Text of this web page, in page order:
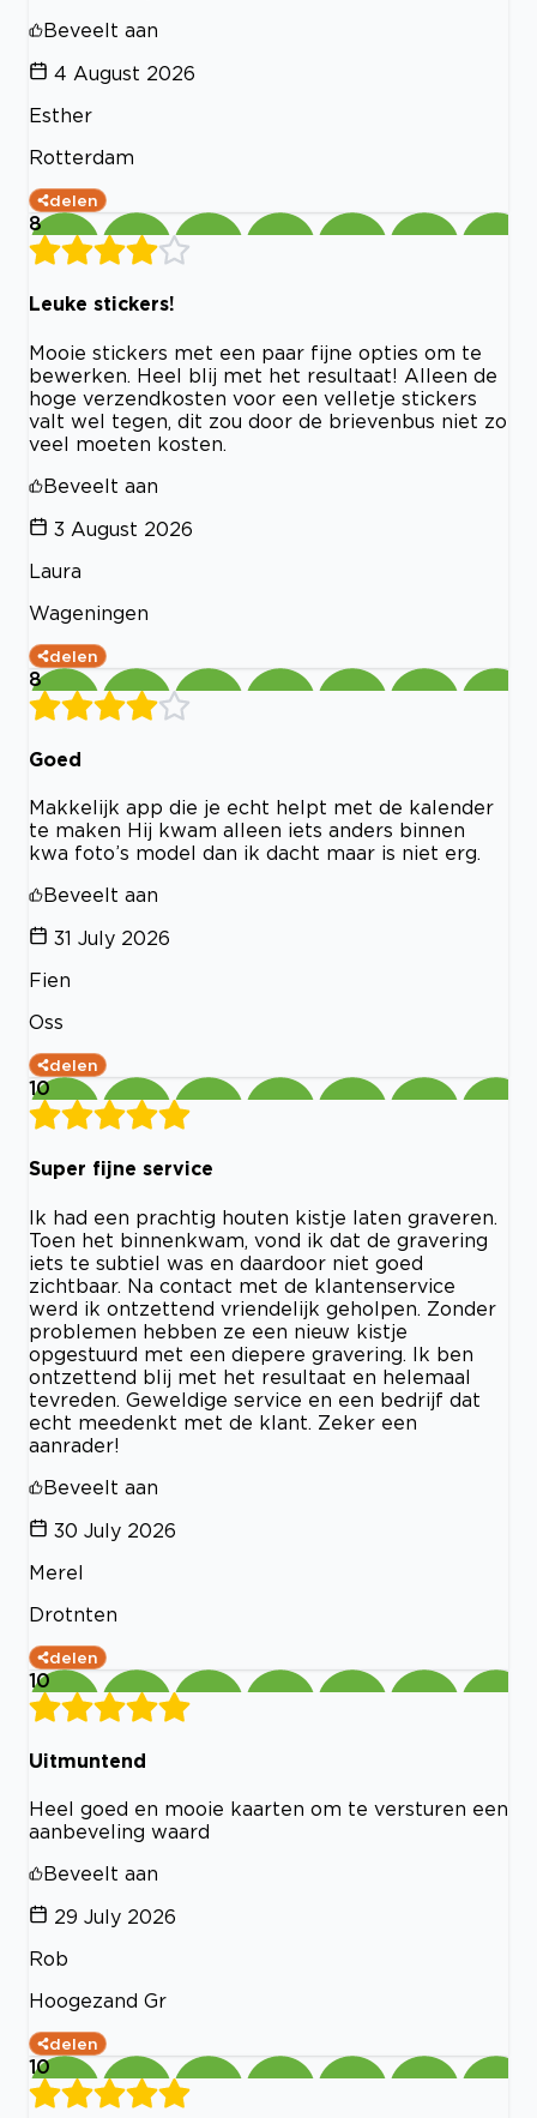
Beveelt aan
4 August 2026
Esther
Rotterdam
delen
8
Leuke stickers!
Mooie stickers met een paar fijne opties om te
bewerken. Heel blij met het resultaat! Alleen de
hoge verzendkosten voor een velletje stickers
valt wel tegen, dit zou door de brievenbus niet zo
veel moeten kosten.
Beveelt aan
3 August 2026
Laura
Wageningen
delen
8
Goed
Makkelijk app die je echt helpt met de kalender
te maken Hij kwam alleen iets anders binnen
kwa foto’s model dan ik dacht maar is niet erg.
Beveelt aan
31 July 2026
Fien
Oss
delen
10
Super fijne service
Ik had een prachtig houten kistje laten graveren.
Toen het binnenkwam, vond ik dat de gravering
iets te subtiel was en daardoor niet goed
zichtbaar. Na contact met de klantenservice
werd ik ontzettend vriendelijk geholpen. Zonder
problemen hebben ze een nieuw kistje
opgestuurd met een diepere gravering. Ik ben
ontzettend blij met het resultaat en helemaal
tevreden. Geweldige service en een bedrijf dat
echt meedenkt met de klant. Zeker een
aanrader!
Beveelt aan
30 July 2026
Merel
Drotnten
delen
10
Uitmuntend
Heel goed en mooie kaarten om te versturen een
aanbeveling waard
Beveelt aan
29 July 2026
Rob
Hoogezand Gr
delen
10